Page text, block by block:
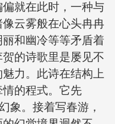
就在此时，一种与
云雾般在心头冉冉
和幽冷等等矛盾着
的诗歌里是屡见不
力。此诗在结构上
的程式。它先
象。接着写春游，